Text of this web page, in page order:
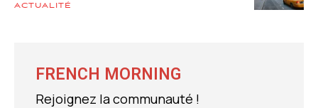
ACTUALITÉ
FRENCH MORNING
Rejoignez la communauté !